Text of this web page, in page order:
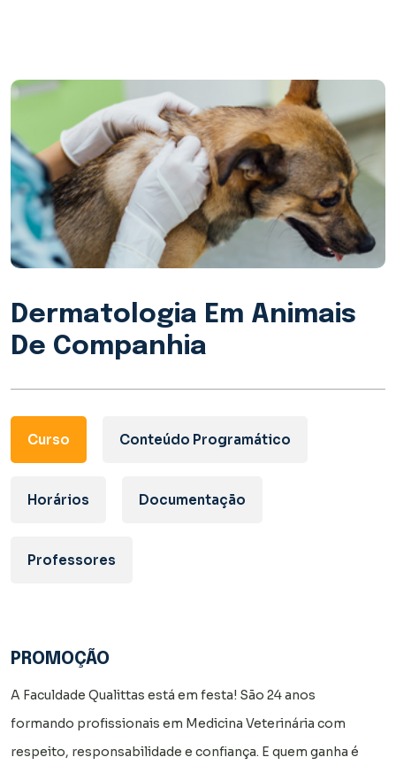
Dermatologia Em Animais
De Companhia
Curso Conteúdo Programático
Horários Documentação
Professores
PROMOÇÃO
A Faculdade Qualittas está em festa! São 24 anos
formando profissionais em Medicina Veterinária com
respeito, responsabilidade e confiança. E quem ganha é